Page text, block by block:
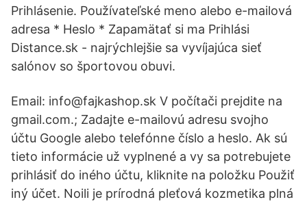
Prihlásenie. Používateľské meno alebo e-mailová
adresa * Heslo * Zapamätať si ma Prihlási
Distance.sk - najrýchlejšie sa vyvíjajúca sieť
salónov so športovou obuvi.
Email: info@fajkashop.sk V počítači prejdite na
gmail.com.; Zadajte e-mailovú adresu svojho
účtu Google alebo telefónne číslo a heslo. Ak sú
tieto informácie už vyplnené a vy sa potrebujete
prihlásiť do iného účtu, kliknite na položku Použiť
iný účet. Noili je prírodná pleťová kozmetika plná